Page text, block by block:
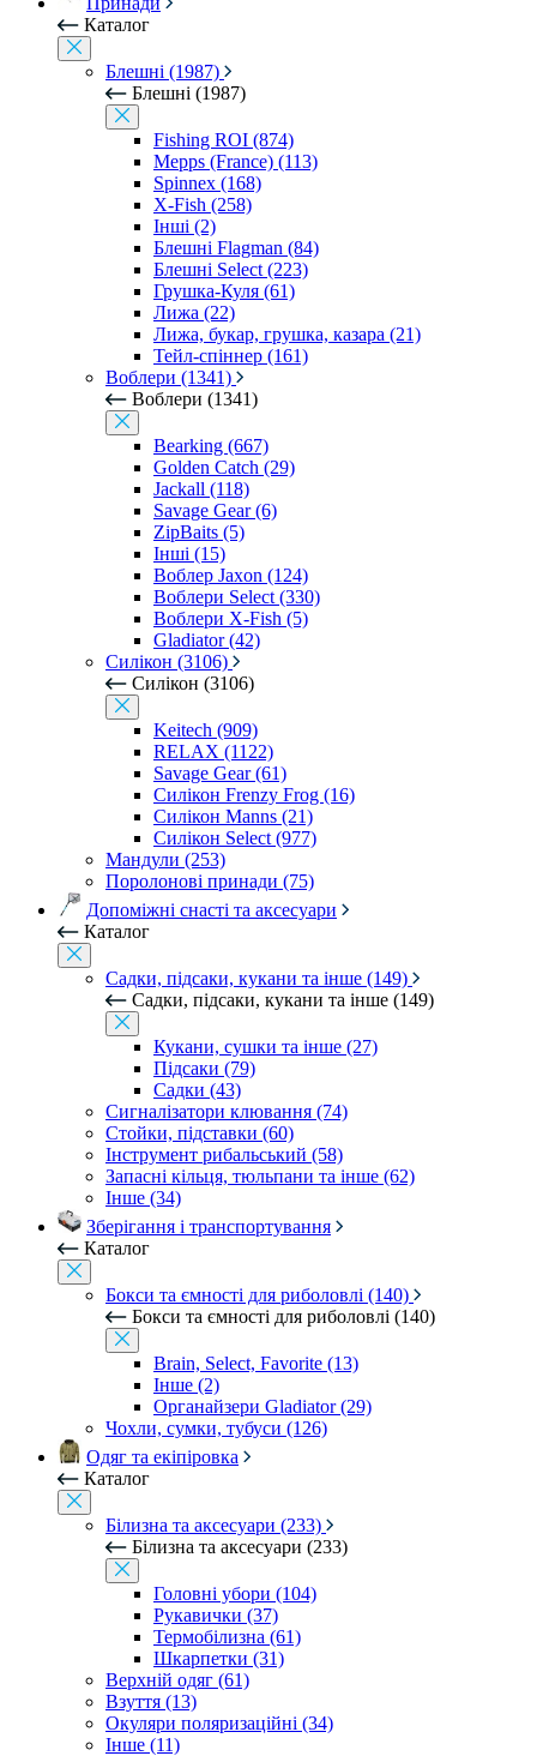
Каталог
Блешні (1987)
Блешні (1987)
Fishing ROI (874)
Mepps (France) (113)
Spinnex (168)
X-Fish (258)
Інші (2)
Блешні Flagman (84)
Блешні Select (223)
Грушка-Куля (61)
Лижа (22)
Лижа, букар, грушка, казара (21)
Тейл-спіннер (161)
Воблери (1341)
Воблери (1341)
Bearking (667)
Golden Catch (29)
Jackall (118)
Savage Gear (6)
ZipBaits (5)
Інші (15)
Воблер Jaxon (124)
Воблери Select (330)
Воблери X-Fish (5)
Gladiator (42)
Силікон (3106)
Силікон (3106)
Keitech (909)
RELAX (1122)
Savage Gear (61)
Силікон Frenzy Frog (16)
Силікон Manns (21)
Силікон Select (977)
Мандули (253)
Поролонові принади (75)
Допоміжні снасті та аксесуари
Каталог
Садки, підсаки, кукани та інше (149)
Садки, підсаки, кукани та інше (149)
Кукани, сушки та інше (27)
Підсаки (79)
Садки (43)
Сигналізатори клювання (74)
Стойки, підставки (60)
Інструмент рибальський (58)
Запасні кільця, тюльпани та інше (62)
Інше (34)
Зберігання і транспортування
Каталог
Бокси та ємності для риболовлі (140)
Бокси та ємності для риболовлі (140)
Brain, Select, Favorite (13)
Інше (2)
Органайзери Gladiator (29)
Чохли, сумки, тубуси (126)
Одяг та екіпіровка
Каталог
Білизна та аксесуари (233)
Білизна та аксесуари (233)
Головні убори (104)
Рукавички (37)
Термобілизна (61)
Шкарпетки (31)
Верхній одяг (61)
Взуття (13)
Окуляри поляризаційні (34)
Інше (11)